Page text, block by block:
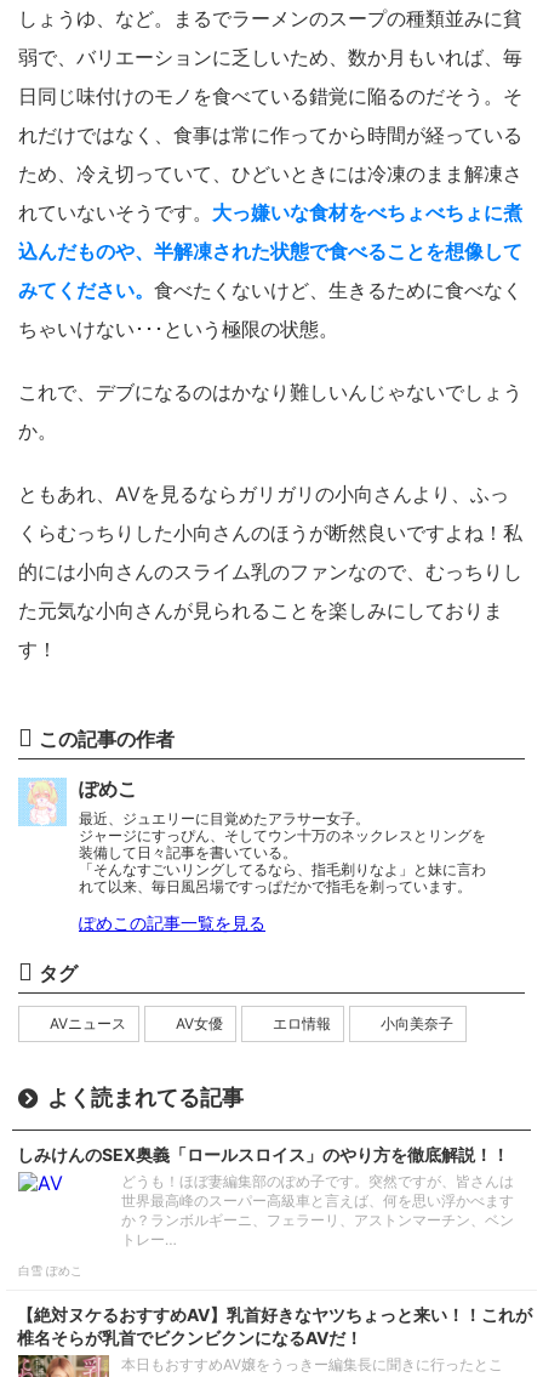
しょうゆ、など。まるでラーメンのスープの種類並みに貧
弱で、バリエーションに乏しいため、数か月もいれば、毎
日同じ味付けのモノを食べている錯覚に陥るのだそう。そ
れだけではなく、食事は常に作ってから時間が経っている
ため、冷え切っていて、ひどいときには冷凍のまま解凍さ
れていないそうです。 大っ嫌いな食材をべちょべちょに煮
込んだものや、半解凍された状態で食べることを想像して
みてください。 食べたくないけど、生きるために食べなく
ちゃいけない･･･という極限の状態。
これで、デブになるのはかなり難しいんじゃないでしょう
か。
ともあれ、AVを見るならガリガリの小向さんより、ふっ
くらむっちりした小向さんのほうが断然良いですよね！私
的には小向さんのスライム乳のファンなので、むっちりし
た元気な小向さんが見られることを楽しみにしておりま
す！
この記事の作者
ぽめこ
最近、ジュエリーに目覚めたアラサー女子。
ジャージにすっぴん、そしてウン十万のネックレスとリングを
装備して日々記事を書いている。
「そんなすごいリングしてるなら、指毛剃りなよ」と妹に言わ
れて以来、毎日風呂場ですっぱだかで指毛を剃っています。
ぽめこの記事一覧を見る
タグ
AVニュース AV女優 エロ情報 小向美奈子
よく読まれてる記事
しみけんのSEX奥義「ロールスロイス」のやり方を徹底解説！！
どうも！ほぼ妻編集部のぽめ子です。突然ですが、皆さんは
世界最高峰のスーパー高級車と言えば、何を思い浮かべます
か？ランボルギーニ、フェラーリ、アストンマーチン、ベン
トレー…
白雪 ぽめこ
【絶対ヌケるおすすめAV】乳首好きなヤツちょっと来い！！これが
椎名そらが乳首でビクンビクンになるAVだ！
本日もおすすめAV嬢をうっきー編集長に聞きに行ったとこ